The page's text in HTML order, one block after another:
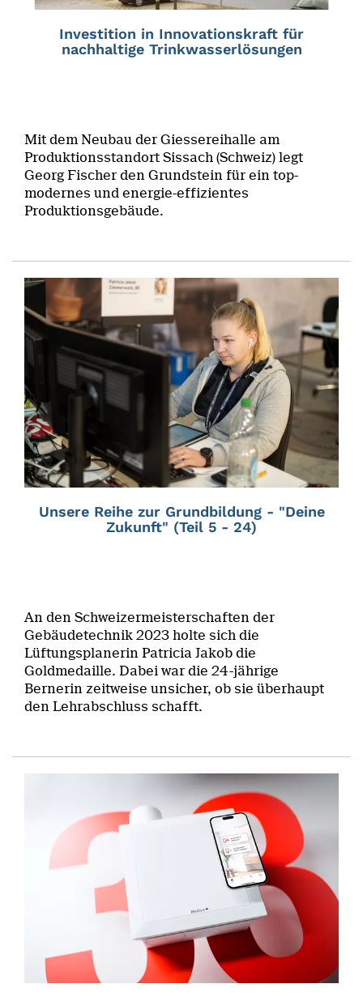
Investition in Innovationskraft für
nachhaltige Trinkwasserlösungen
Mit dem Neubau der Giessereihalle am
Produktionsstandort Sissach (Schweiz) legt
Georg Fischer den Grundstein für ein top-
modernes und energie-effizientes
Produktionsgebäude.
Unsere Reihe zur Grundbildung - "Deine
Zukunft" (Teil 5 - 24)
An den Schweizermeisterschaften der
Gebäudetechnik 2023 holte sich die
Lüftungsplanerin Patricia Jakob die
Goldmedaille. Dabei war die 24-jährige
Bernerin zeitweise unsicher, ob sie überhaupt
den Lehrabschluss schafft.